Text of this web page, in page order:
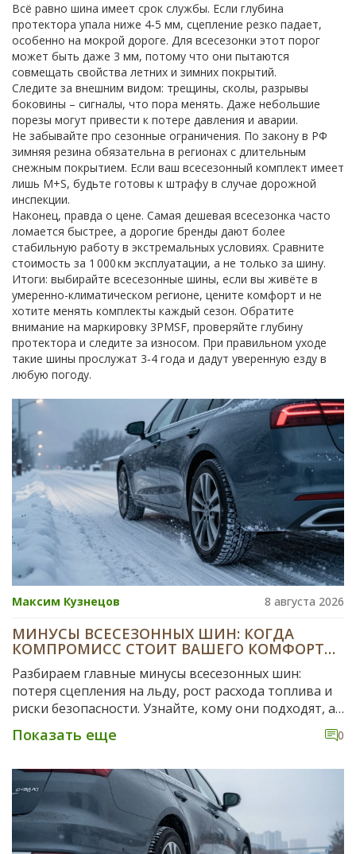
Всё равно шина имеет срок службы. Если глубина
протектора упала ниже 4‑5 мм, сцепление резко падает,
особенно на мокрой дороге. Для всесезонки этот порог
может быть даже 3 мм, потому что они пытаются
совмещать свойства летних и зимних покрытий.
Следите за внешним видом: трещины, сколы, разрывы
боковины – сигналы, что пора менять. Даже небольшие
порезы могут привести к потере давления и аварии.
Не забывайте про сезонные ограничения. По закону в РФ
зимняя резина обязательна в регионах с длительным
снежным покрытием. Если ваш всесезонный комплект имеет
лишь M+S, будьте готовы к штрафу в случае дорожной
инспекции.
Наконец, правда о цене. Самая дешевая всесезонка часто
ломается быстрее, а дорогие бренды дают более
стабильную работу в экстремальных условиях. Сравните
стоимость за 1 000 км эксплуатации, а не только за шину.
Итоги: выбирайте всесезонные шины, если вы живёте в
умеренно-климатическом регионе, цените комфорт и не
хотите менять комплекты каждый сезон. Обратите
внимание на маркировку 3PMSF, проверяйте глубину
протектора и следите за износом. При правильном уходе
такие шины прослужат 3‑4 года и дадут уверенную езду в
любую погоду.
Максим Кузнецов 8 августа 2026
МИНУСЫ ВСЕСЕЗОННЫХ ШИН: КОГДА
КОМПРОМИСС СТОИТ ВАШЕГО КОМФОРТА
И БЕЗОПАСНОСТИ
Разбираем главные минусы всесезонных шин:
потеря сцепления на льду, рост расхода топлива и
риски безопасности. Узнайте, кому они подходят, а
кто должен выбрать сезонную резину.
Показать еще 0